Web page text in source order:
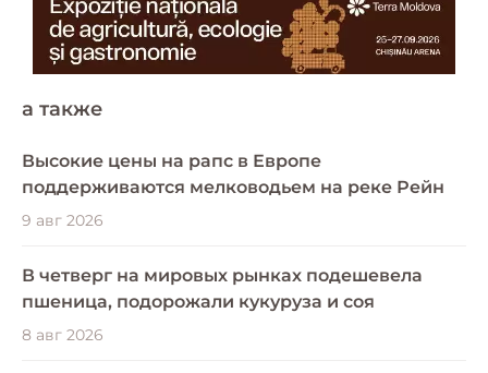
a также
Высокие цены на рапс в Европе
поддерживаются мелководьем на реке Рейн
9 авг 2026
В четверг на мировых рынках подешевела
пшеница, подорожали кукуруза и соя
8 авг 2026